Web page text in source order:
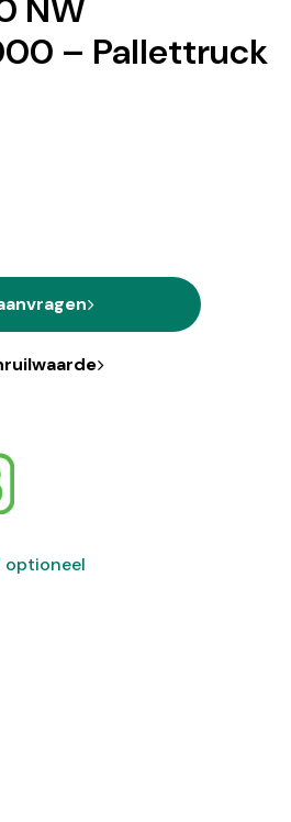
NW
– Pallettruck
optioneel